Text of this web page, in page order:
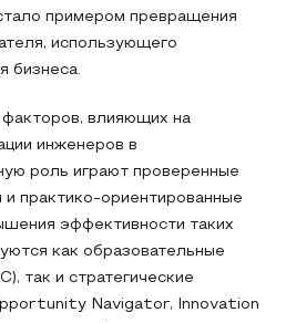
примером превращения
использующего
бизнеса.
влияющих на
инженеров в
роль играют проверенные
практико-ориентированные
эффективности таких
как образовательные
так и стратегические
Navigator, Innovation